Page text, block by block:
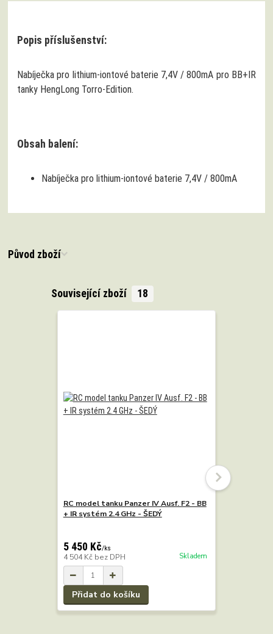
Popis příslušenství:
Nabíječka pro lithium-iontové baterie 7,4V / 800mA pro BB+IR
tanky HengLong Torro-Edition.
Obsah balení:
Nabíječka pro lithium-iontové baterie 7,4V / 800mA
Původ zboží
Související zboží 18
RC model tanku Panzer IV Ausf. F2 - BB
+ IR systém 2.4 GHz - ŠEDÝ
5 450 Kč/ks
4 504 Kč bez DPH Skladem
Přidat do košíku